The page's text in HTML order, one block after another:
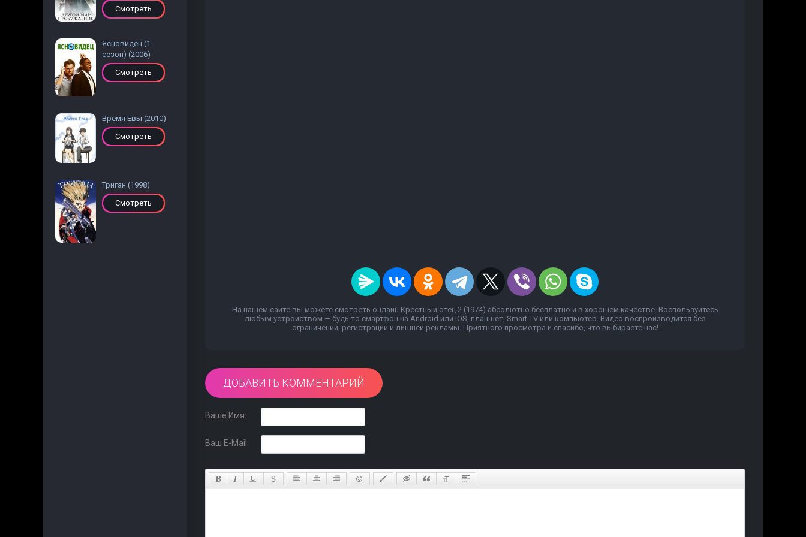
Смотреть
Ясновидец (1
сезон) (2006)
Смотреть
Время Евы (2010)
Смотреть
Триган (1998)
Смотреть
На нашем сайте вы можете смотреть онлайн Крестный отец 2 (1974) абсолютно бесплатно и в хорошем качестве. Воспользуйтесь
любым устройством — будь то смартфон на Android или iOS, планшет, Smart TV или компьютер. Видео воспроизводится без
ограничений, регистраций и лишней рекламы. Приятного просмотра и спасибо, что выбираете нас!
ДОБАВИТЬ КОММЕНТАРИЙ
Ваше Имя:
Ваш E-Mail: